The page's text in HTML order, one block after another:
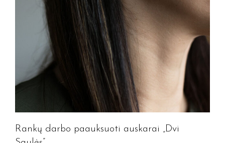
Rankų darbo paauksuoti auskarai „Dvi